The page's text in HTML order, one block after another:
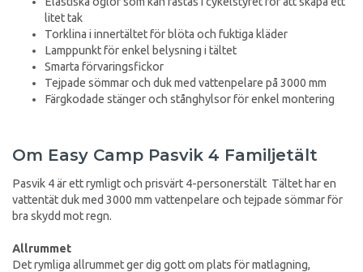
litet tak
Torklina i innertältet för blöta och fuktiga kläder
Lamppunkt för enkel belysning i tältet
Smarta förvaringsfickor
Tejpade sömmar och duk med vattenpelare på 3000 mm
Färgkodade stänger och stånghylsor för enkel montering
Om Easy Camp Pasvik 4 Familjetält
Pasvik 4 är ett rymligt och prisvärt 4-personerstält Tältet har en
vattentät duk med 3000 mm vattenpelare och tejpade sömmar för
bra skydd mot regn.
Allrummet
Det rymliga allrummet ger dig gott om plats för matlagning,